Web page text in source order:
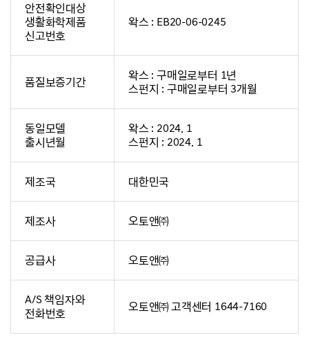
안전확인대상
생활화학제품
신고번호
왁스 : EB20-06-0245
품질보증기간
왁스 : 구매일로부터 1년
스펀지 : 구매일로부터 3개월
동일모델
출시년월
왁스 : 2024. 1
스펀지 : 2024. 1
제조국 대한민국
제조사 오토앤㈜
공급사 오토앤㈜
A/S 책임자와
전화번호
오토앤㈜ 고객센터 1644-7160